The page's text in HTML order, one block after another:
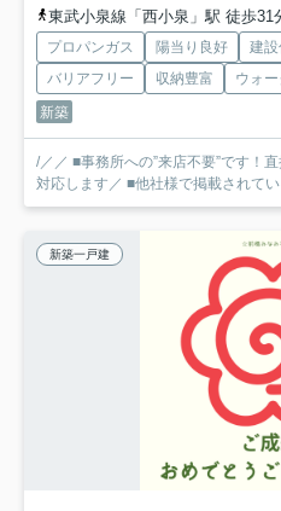
東武小泉線「西小泉」駅 徒歩31
プロパンガス 陽当り良好
建
バリアフリー
収納豊富
ウォ
新築
/／／ ■事務所への”来店不要”です！
対応します／ ■他社様で掲載されてい
新築一戸建